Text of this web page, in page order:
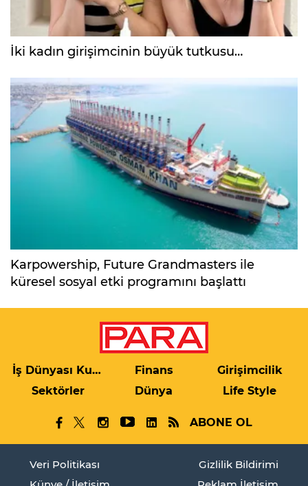
İki kadın girişimcinin büyük tutkusu…
Karpowership, Future Grandmasters ile
küresel sosyal etki programını başlattı
İş Dünyası Kulis Finans
Girişimcilik
Sektörler
Dünya Life Style
ABONE OL
Veri Politikası
Gizlilik Bildirimi